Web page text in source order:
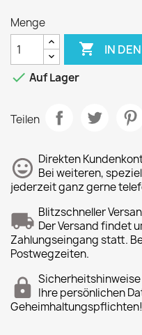
Menge
 IN
 Auf Lager
Teilen
Direkten
Bei weiteren,
jederzeit ganz gerne
Blitzschneller
Der Versand findet
Zahlungseingang statt.
Postwegzeiten.
Sicherheitshinweise
Ihre persönlichen